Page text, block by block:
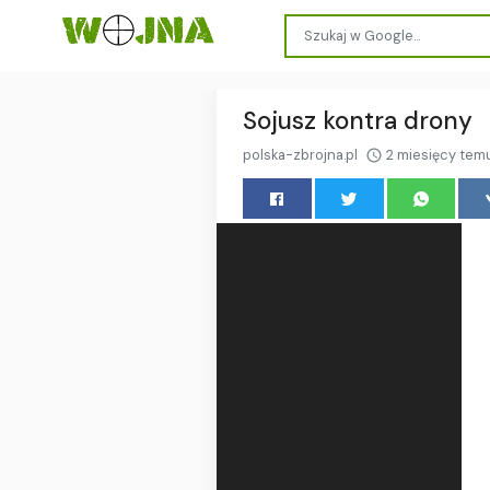
Sojusz kontra drony
polska-zbrojna.pl 2 miesięcy